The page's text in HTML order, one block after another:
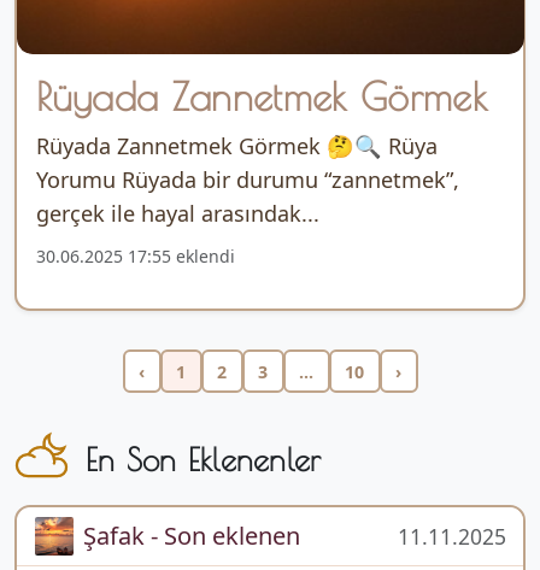
Rüyada Zannetmek Görmek
Rüyada Zannetmek Görmek 🤔🔍 Rüya
Yorumu Rüyada bir durumu “zannetmek”,
gerçek ile hayal arasındak...
30.06.2025 17:55 eklendi
‹ 1 2 3 ... 10 ›
En Son Eklenenler
Şafak - Son eklenen 11.11.2025